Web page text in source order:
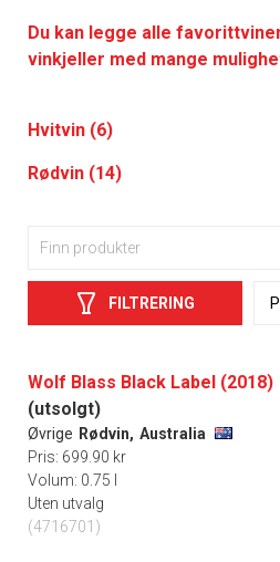
Du kan legge alle
vinkjeller med mange
Hvitvin (6)
Rødvin (14)
FILTRERING
Wolf Blass Black Label (2018)
(utsolgt)
Øvrige Rødvin, Australia
Pris: 699.90 kr
Volum: 0.75 l
Uten utvalg
(4716701)